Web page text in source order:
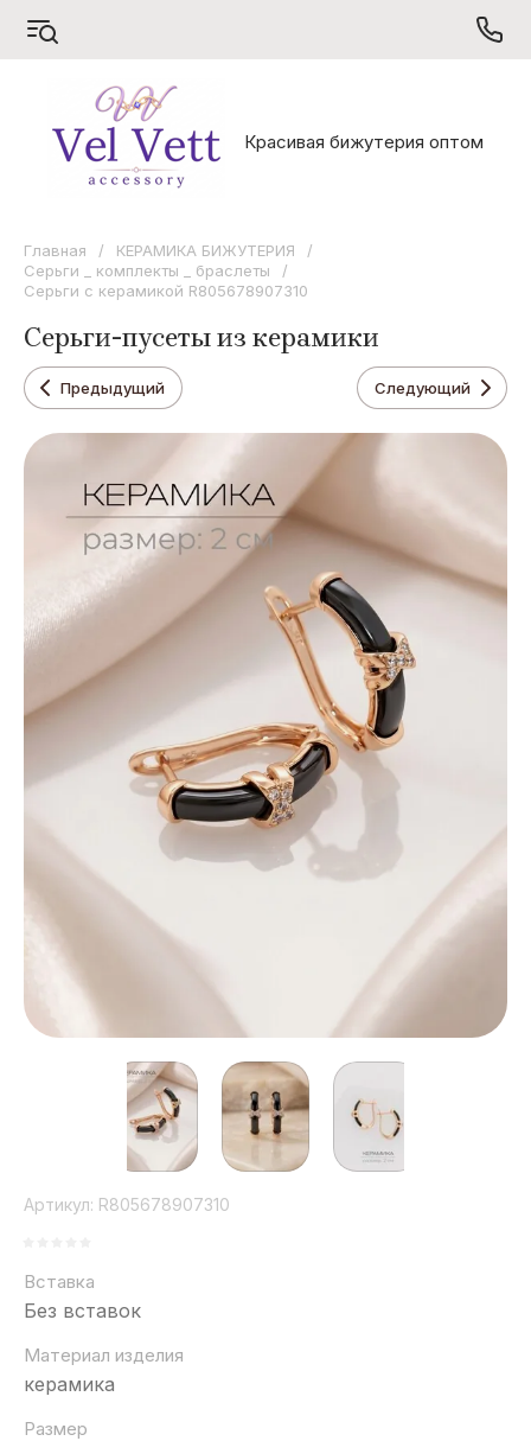
S
Sarrsa
V
Vel Vett
X
Красивая бижутерия оптом
Главная / КЕРАМИКА БИЖУТЕРИЯ
/
Серьги _ комплекты _ браслеты
/
Серьги с керамикой R805678907310
Серьги-пусеты из керамики
Предыдущий Следующий
Артикул: R805678907310
Вставка
Без вставок
Материал изделия
керамика
Размер